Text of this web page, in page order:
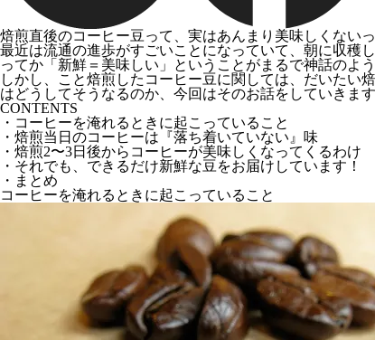
焙煎直後のコーヒー豆って、実はあんまり美味しくない
最近は流通の進歩がすごいことになっていて、朝に収穫
ってか「新鮮＝美味しい」ということがまるで神話のよ
しかし、こと焙煎したコーヒー豆に関しては、だいたい
はどうしてそうなるのか、今回はそのお話をしていきます
CONTENTS
・コーヒーを淹れるときに起こっていること
・焙煎当日のコーヒーは『落ち着いていない』味
・焙煎2〜3日後からコーヒーが美味しくなってくるわけ
・それでも、できるだけ新鮮な豆をお届けしています！
・まとめ
コーヒーを淹れるときに起こっていること